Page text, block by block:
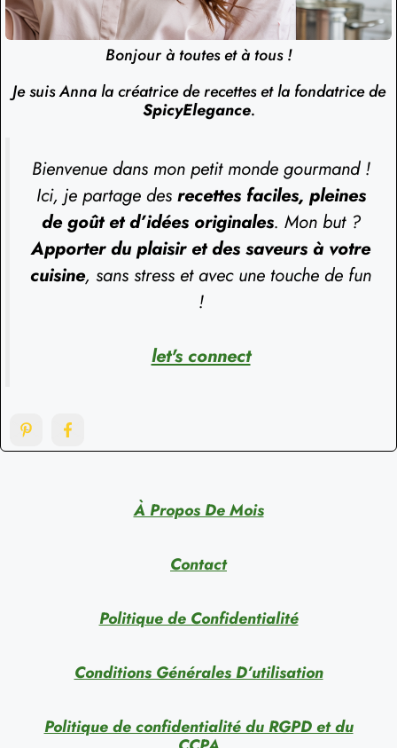
Bonjour à toutes et à tous !
Je suis Anna la créatrice de recettes et la fondatrice de
SpicyElegance.
Bienvenue dans mon petit monde gourmand !
Ici, je partage des recettes faciles, pleines
de goût et d’idées originales. Mon but ?
Apporter du plaisir et des saveurs à votre
cuisine, sans stress et avec une touche de fun
!
let's connect
À Propos De Mois
Contact
Politique de Confidentialité
Conditions Générales D’utilisation
Politique de confidentialité du RGPD et du